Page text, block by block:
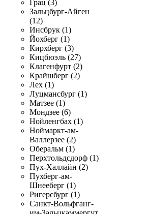
Грац (3)
Зальцбург-Айген
(12)
Инсбрук (1)
Йохберг (1)
Кирхберг (3)
Кицбюэль (27)
Клагенфурт (2)
Крайшберг (2)
Лех (1)
Луцмансбург (1)
Матзее (1)
Мондзее (6)
Нойленгбах (1)
Ноймаркт-ам-
Валлерзее (2)
Оберальм (1)
Перхтольдсдорф (1)
Пух-Халлайн (2)
Пухберг-ам-
Шнееберг (1)
Ригерсбург (1)
Санкт-Вольфганг-